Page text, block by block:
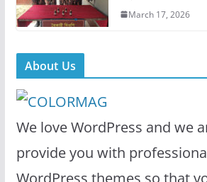
March 17, 2026
About Us
We love WordPress and we
provide you with
WordPress themes so that